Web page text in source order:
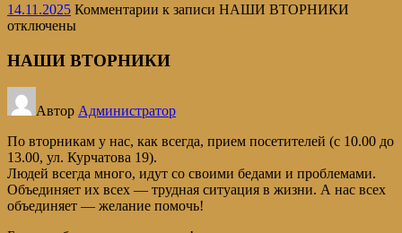
14.11.2025 Комментарии к записи НАШИ ВТОРНИКИ
отключены
НАШИ ВТОРНИКИ
Автор Администратор
По вторникам у нас, как всегда, прием посетителей (с 10.00 до
13.00, ул. Курчатова 19).
Людей всегда много, идут со своими бедами и проблемами.
Объединяет их всех — трудная ситуация в жизни. А нас всех
объединяет — желание помочь!